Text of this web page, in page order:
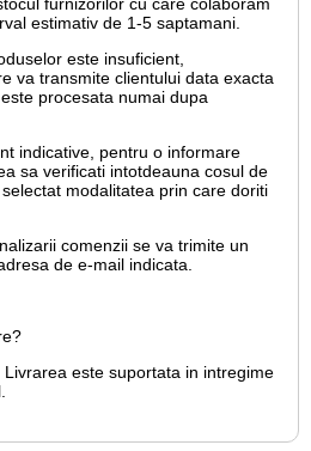
furnizorilor cu care colaboram
estimativ de 1-5 saptamani.
este insuficient,
va transmite clientului data exacta
procesata numai dupa
indicative, pentru o informare
sa verificati intotdeauna cosul de
modalitatea prin care doriti
comenzii se va trimite un
de e-mail indicata.
este suportata in intregime